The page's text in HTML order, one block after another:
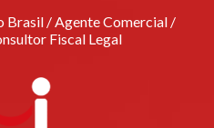
Brasil / Agente Comercial /
Fiscal Legal